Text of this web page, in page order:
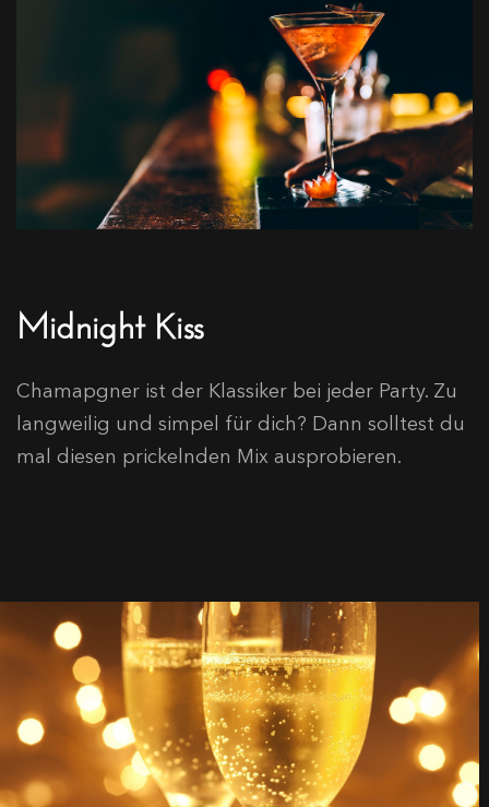
Midnight Kiss
Chamapgner ist der Klassiker bei jeder Party. Zu
langweilig und simpel für dich? Dann solltest du
mal diesen prickelnden Mix ausprobieren.